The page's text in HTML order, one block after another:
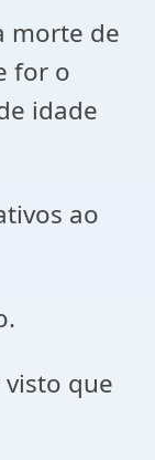
de
for o
idade
ao
que